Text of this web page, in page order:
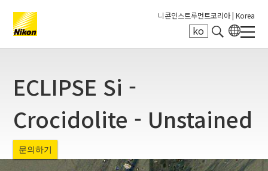
니콘인스트루먼트코리아 | Korea
ko
ECLIPSE Si -
Crocidolite - Unstained
문의하기